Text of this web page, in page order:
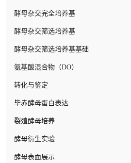
其他动物血清
细胞消化与解离试剂
细胞污染预防试剂
细胞冻存试剂
细胞增殖活力检测试剂
平衡盐缓冲液
常规基础培养基（液体）
定制基础培养基（液体）
细胞基础培养基（粉末）
减量MS培养基
衍生MS培养基
其它MS衍生基盐
AAM培养基
KM8P培养基(KM-8P)
Nitsch 培养基(NN69培养基)
SH培养基
White培养基
B5培养基
茶树营养液
拟南芥营养液
小麦营养液
番茄营养液
日本山崎营养液
油菜营养液
园试营养液
Clipson营养液
国内农业大学配方营养液
食品微生物学
兽医微生物
DSMZ培养基
水处理微生物
水产微生物
环境微生物
海洋微生物
农业微生物
畜牧微生物
酵母杂交完全培养基
酵母杂交筛选培养基
酵母杂交筛选培养基基础
氨基酸混合物（DO）
转化与鉴定
毕赤酵母蛋白表达
裂殖酵母培养
酵母衍生实验
酵母表面展示